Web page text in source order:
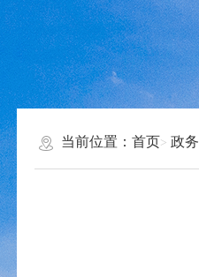
当前位置：首页 政